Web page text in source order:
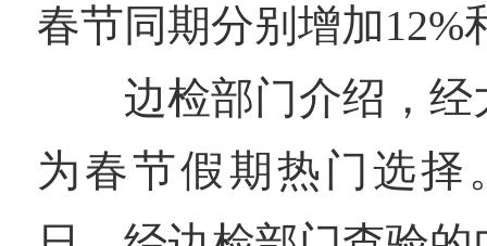
春节同期分别增加12%
边检部门介绍，
为春节假期热门选择